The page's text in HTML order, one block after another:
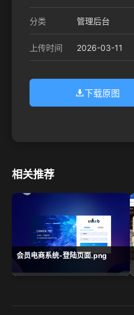
分类 管理后台
上传时间 2026-03-11
下载原图
相关推荐
会员电商系统-登陆页面.png